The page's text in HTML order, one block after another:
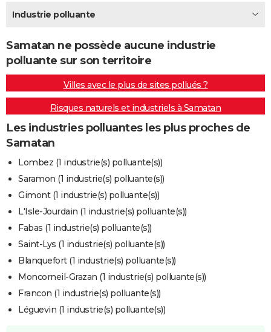
Destinations
City break
Voyage nature
Voyage de noces
Forum
Climat
+PHOTO
GUIDES D'ACHAT
BONS PLANS
CARTE DE VOEUX
Carte de Noël
Carte Bonne année
Carte Saint-Valentin
Carte Pâques
Carte d'anniversaire
DICTIONNAIRE
Dictionnaire
Biographies
Citations
Expressions
Proverbes
PROGRAMME TV
COPAINS D'AVANT
S'inscrire
Se connecter
Lycées
Collèges
Primaires
Universités
Entreprises
Service militaire
Avis de recherche
AVIS DE DÉCÈS
FORUM
Bricolage
Lifestyle
Culture
Sport
Auto
Television
Voyage
Cinema
Industrie polluante
Samatan ne possède aucune industrie
polluante sur son territoire
Villes avec le plus de sites pollués ?
Risques naturels et industriels à Samatan
Les industries polluantes les plus proches de
Samatan
Lombez (1 industrie(s) polluante(s))
Saramon (1 industrie(s) polluante(s))
Gimont (1 industrie(s) polluante(s))
L'Isle-Jourdain (1 industrie(s) polluante(s))
Fabas (1 industrie(s) polluante(s))
Saint-Lys (1 industrie(s) polluante(s))
Blanquefort (1 industrie(s) polluante(s))
Moncorneil-Grazan (1 industrie(s) polluante(s))
Francon (1 industrie(s) polluante(s))
Léguevin (1 industrie(s) polluante(s))